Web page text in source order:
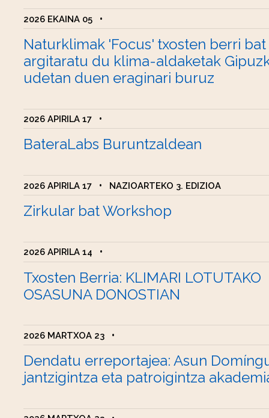
2026 EKAINA 05 •
Naturklimak 'Focus' txosten berri bat
argitaratu du klima-aldaketak
udetan duen eraginari buruz
2026 APIRILA 17 •
BateraLabs Buruntzaldean
2026 APIRILA 17 • NAZIOARTEKO 3. EDIZIOA
Zirkular bat Workshop
2026 APIRILA 14 •
Txosten Berria: KLIMARI LOTUTAKO
OSASUNA DONOSTIAN
2026 MARTXOA 23 •
Dendatu erreportajea: Asun
jantzigintza eta patroigintza